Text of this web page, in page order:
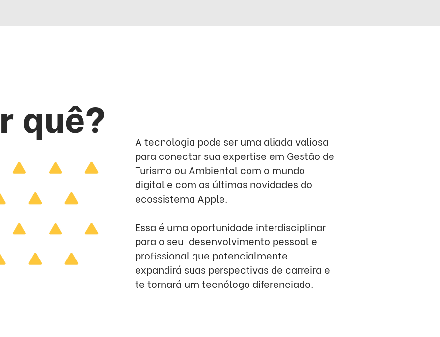
quê?
A tecnologia pode ser uma aliada valiosa
para conectar sua expertise em Gestão de
Turismo ou Ambiental com o mundo
digital e com as últimas novidades do
ecossistema Apple.
Essa é uma oportunidade interdisciplinar
para o seu desenvolvimento pessoal e
profissional que potencialmente
expandirá suas perspectivas de carreira e
te tornará um tecnólogo diferenciado.